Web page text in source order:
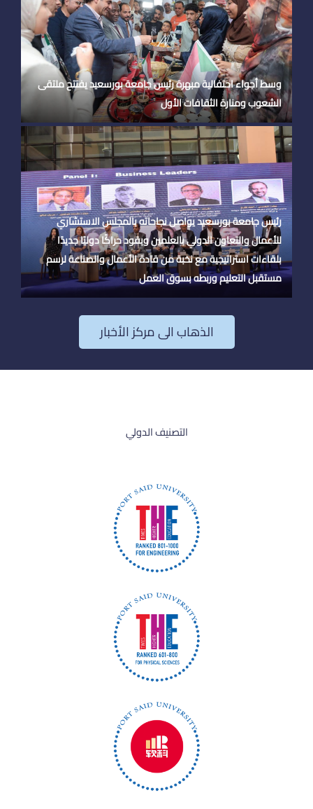
وسط أجواء احتفالية مبهرة رئيس جامعة بورسعيد يفتتح ملتقى
الشعوب ومنارة الثقافات الأول
رئيس جامعة بورسعيد يواصل نجاحاته بالمجلس الاستشاري
للأعمال والتعاون الدولي بالعلمين ويقود حراكًا دوليًا جديدًا
بلقاءات استراتيجية مع نخبة من قادة الأعمال والصناعة لرسم
مستقبل التعليم وربطه بسوق العمل
الذهاب الى مركز الأخبار
التصنيف الدولي